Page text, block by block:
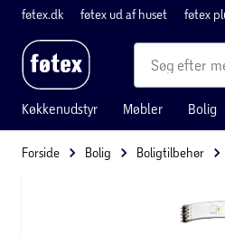
føtex.dk føtex ud af huset føtex
Køkkenudstyr Møbler Bolig
Forside Bolig Boligtilbehør